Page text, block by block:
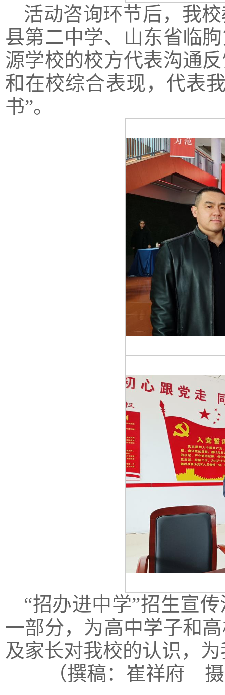
活动咨询环节后，我
县第二中学、山东省临
源学校的校方代表沟通
和在校综合表现，代表
书”。
“招办进中学”招生宣
一部分，为高中学子和
及家长对我校的认识，
（撰稿：崔祥府